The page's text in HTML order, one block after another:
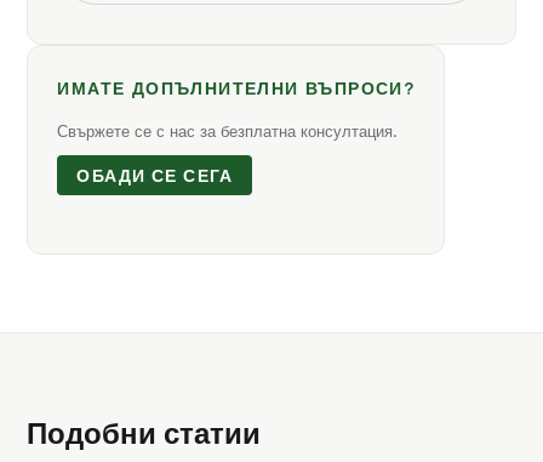
ИМАТЕ ДОПЪЛНИТЕЛНИ ВЪПРОСИ?
Свържете се с нас за безплатна консултация.
ОБАДИ СЕ СЕГА
Подобни статии